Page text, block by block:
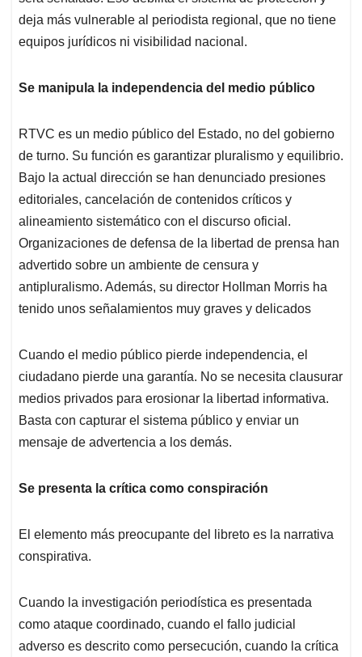
deja más vulnerable al periodista regional, que no tiene
equipos jurídicos ni visibilidad nacional.
Se manipula la independencia del medio público
RTVC es un medio público del Estado, no del gobierno
de turno. Su función es garantizar pluralismo y equilibrio.
Bajo la actual dirección se han denunciado presiones
editoriales, cancelación de contenidos críticos y
alineamiento sistemático con el discurso oficial.
Organizaciones de defensa de la libertad de prensa han
advertido sobre un ambiente de censura y
antipluralismo. Además, su director Hollman Morris ha
tenido unos señalamientos muy graves y delicados
Cuando el medio público pierde independencia, el
ciudadano pierde una garantía. No se necesita clausurar
medios privados para erosionar la libertad informativa.
Basta con capturar el sistema público y enviar un
mensaje de advertencia a los demás.
Se presenta la crítica como conspiración
El elemento más preocupante del libreto es la narrativa
conspirativa.
Cuando la investigación periodística es presentada
como ataque coordinado, cuando el fallo judicial
adverso es descrito como persecución, cuando la crítica